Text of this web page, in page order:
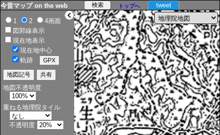
> tweet
今昔マップ on the web トップへ
1 2
4画面
図郭線表示
現在地表示
現在地中心
軌跡
地図不透明度
重ねる地理院タイル
不透明度